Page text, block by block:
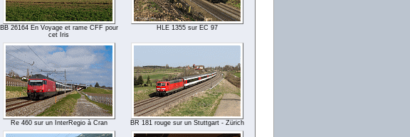
BB 26164 En Voyage et rame CFF pour
cet Iris
HLE 1355 sur EC 97
Re 460 sur un InterRegio à Cran BR 181 rouge sur un Stuttgart - Zürich